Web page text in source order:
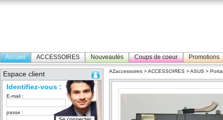
Accueil ACCESSOIRES Nouveautés Coups de coeur Promotions
Espace client
Identifiez-vous :
E-mail :
passe :
AZaccessoires >ACCESSOIRES >ASUS >